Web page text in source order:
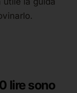
lire sono